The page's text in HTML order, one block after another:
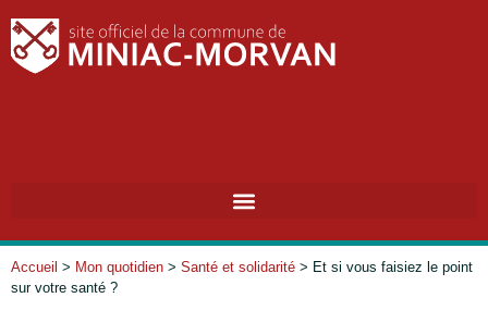
Accueil > Mon quotidien > Santé et solidarité > Et si vous faisiez le point
sur votre santé ?